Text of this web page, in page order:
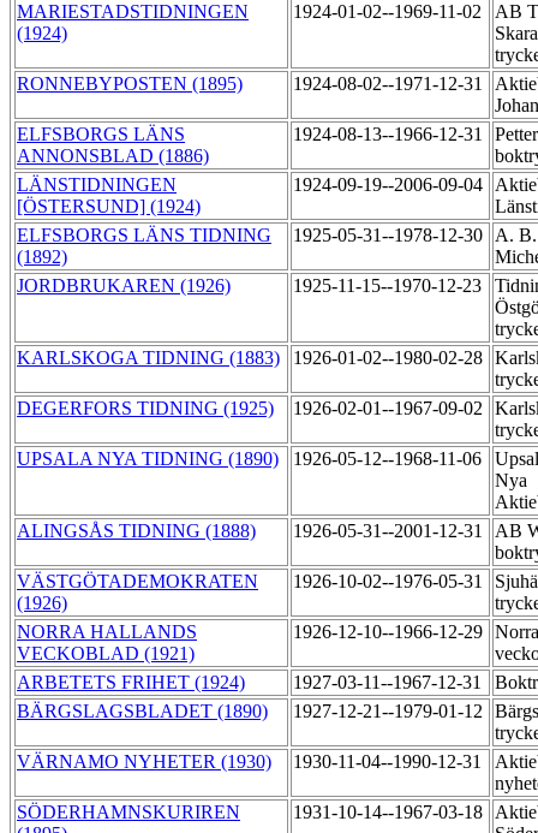
MARIESTADSTIDNINGEN
(1924)
1924-01-02--1969-11-02
AB
RONNEBYPOSTEN (1895)
1924-08-02--1971-12-31
ELFSBORGS LÄNS
ANNONSBLAD (1886)
1924-08-13--1966-12-31
LÄNSTIDNINGEN
[ÖSTERSUND] (1924)
1924-09-19--2006-09-04
ELFSBORGS LÄNS TIDNING
(1892)
1925-05-31--1978-12-30
A.
JORDBRUKAREN (1926)
1925-11-15--1970-12-23
KARLSKOGA TIDNING (1883)
1926-01-02--1980-02-28
DEGERFORS TIDNING (1925)
1926-02-01--1967-09-02
UPSALA NYA TIDNING (1890)
1926-05-12--1968-11-06
Nya
ALINGSÅS TIDNING (1888)
1926-05-31--2001-12-31
AB
VÄSTGÖTADEMOKRATEN
(1926)
1926-10-02--1976-05-31
NORRA HALLANDS
VECKOBLAD (1921)
1926-12-10--1966-12-29
ARBETETS FRIHET (1924)
1927-03-11--1967-12-31
BÄRGSLAGSBLADET (1890)
1927-12-21--1979-01-12
VÄRNAMO NYHETER (1930)
1930-11-04--1990-12-31
SÖDERHAMNSKURIREN
1931-10-14--1967-03-18